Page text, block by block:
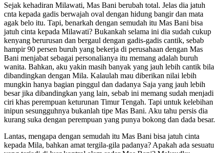
Sejak kehadiran Milawati, Mas Bani berubah total. Jelas dia jatuh
cnta kepada gadis berwajah oval dengan hidung bangir dan mata
agak belo itu. Tapi, benarkah dengan semudah itu Mas Bani bisa
jatuh cinta kepada Milawati? Bukankah selama ini dia sudah cukup
kenyang berurusan dan bergaul dengan gadis-gadis cantik, sebab
hampir 90 persen buruh yang bekerja di perusahaan dengan Mas
Bani menjabat sebagai personalianya itu memang adalah buruh
wanita. Bahkan, aku yakin masih banyak yang jauh lebih cantik bila
dibandingkan dengan Mila. Kalaulah mau diberikan nilai lebih
mungkin hanya bagian pinggul dan dadanya Saja yang jauh lebih
besar jika dibandingkan yang lain, sebab ini memang sudah menjadi
ciri khas perempuan keturunan Timur Tengah. Tapi untuk kelebihan
inipun sesungguhnya bukanlah tipe Mas Bani. Aku tahu persis dia
kurang suka dengan perempuan yang punya bokong dan dada besar.
Lantas, mengapa dengan semudah itu Mas Bani bisa jatuh cinta
kepada Mila, bahkan amat tergila-gila padanya? Apakah ada sesuatu